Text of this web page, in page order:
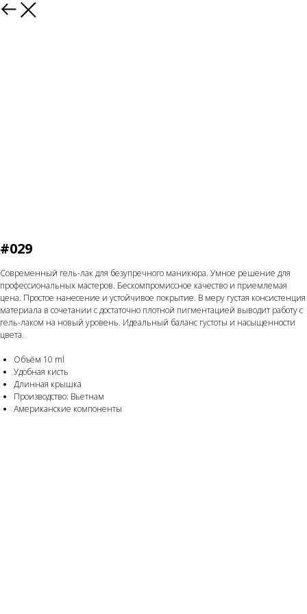
Назад
#029
Современный гель-лак для безупречного маникюра. Умное решение для
профессиональных мастеров. Бескомпромиссное качество и приемлемая
цена. Простое нанесение и устойчивое покрытие. В меру густая консистенция
материала в сочетании с достаточно плотной пигментацией выводит работу с
гель-лаком на новый уровень. Идеальный баланс густоты и насыщенности
цвета.
Объём 10 ml
Удобная кисть
Длинная крышка
Производство: Вьетнам
Американские компоненты